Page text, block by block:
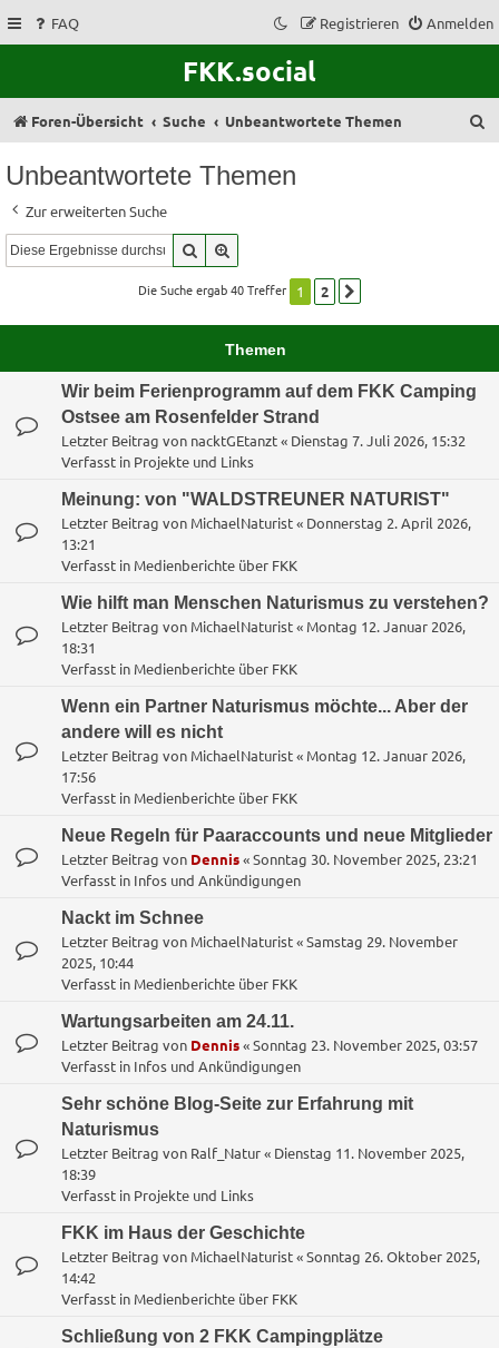
FAQ Anmelden
Registrieren
FKK.social
Foren-Übersicht Suche Unbeantwortete Themen
Unbeantwortete Themen
Zur erweiterten Suche
Suche
Die Suche ergab 40 Treffer 1 2
Themen
Wir beim Ferienprogramm auf dem FKK Camping
Ostsee am Rosenfelder Strand
Letzter Beitrag von nacktGEtanzt« Dienstag 7. Juli 2026, 15:32
Verfasst in Projekte und Links
Meinung: von "WALDSTREUNER NATURIST"
Letzter Beitrag von MichaelNaturist« Donnerstag 2. April 2026,
13:21
Verfasst in Medienberichte über FKK
Wie hilft man Menschen Naturismus zu verstehen?
Letzter Beitrag von MichaelNaturist« Montag 12. Januar 2026,
18:31
Verfasst in Medienberichte über FKK
Wenn ein Partner Naturismus möchte... Aber der
andere will es nicht
Letzter Beitrag von MichaelNaturist« Montag 12. Januar 2026,
17:56
Verfasst in Medienberichte über FKK
Neue Regeln für Paaraccounts und neue Mitglieder
Letzter Beitrag von Dennis«Sonntag 30. November 2025, 23:21
Verfasst in Infos und Ankündigungen
Nackt im Schnee
Letzter Beitrag von MichaelNaturist«Samstag 29. November
2025, 10:44
Verfasst in Medienberichte über FKK
Wartungsarbeiten am 24.11.
Letzter Beitrag von Dennis«Sonntag 23. November 2025, 03:57
Verfasst in Infos und Ankündigungen
Sehr schöne Blog-Seite zur Erfahrung mit
Naturismus
Letzter Beitrag von Ralf_Natur« Dienstag 11. November 2025,
18:39
Verfasst in Projekte und Links
FKK im Haus der Geschichte
Letzter Beitrag von MichaelNaturist«Sonntag 26. Oktober 2025,
14:42
Verfasst in Medienberichte über FKK
Schließung von 2 FKK Campingplätze